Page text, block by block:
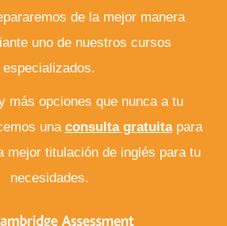
de la mejor manera
uno de nuestros cursos
especializados.
más opciones que nunca a tu
una consulta gratuitapara
mejor titulación de inglés para tu
necesidades.